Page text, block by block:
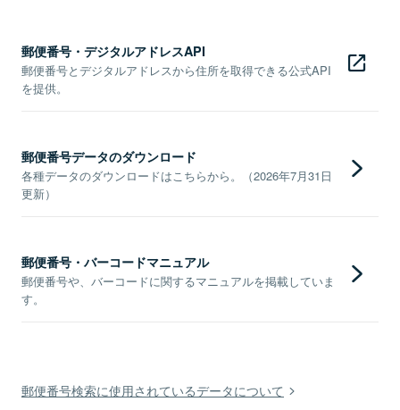
郵便番号・デジタルアドレスAPI
郵便番号とデジタルアドレスから住所を取得できる公式API
を提供。
郵便番号データのダウンロード
各種データのダウンロードはこちらから。（2026年7月31日
更新）
郵便番号・バーコードマニュアル
郵便番号や、バーコードに関するマニュアルを掲載していま
す。
郵便番号検索に使用されているデータについて